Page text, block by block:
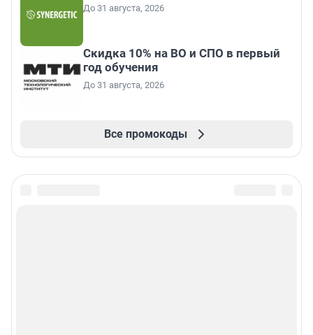
До 31 августа, 2026
Скидка 10% на ВО и СПО в первый
год обучения
До 31 августа, 2026
Все промокоды